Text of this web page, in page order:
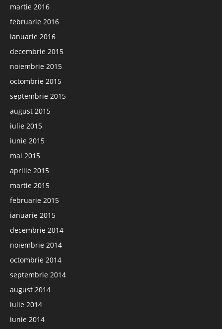
martie 2016
februarie 2016
ianuarie 2016
decembrie 2015
noiembrie 2015
octombrie 2015
septembrie 2015
august 2015
iulie 2015
iunie 2015
mai 2015
aprilie 2015
martie 2015
februarie 2015
ianuarie 2015
decembrie 2014
noiembrie 2014
octombrie 2014
septembrie 2014
august 2014
iulie 2014
iunie 2014